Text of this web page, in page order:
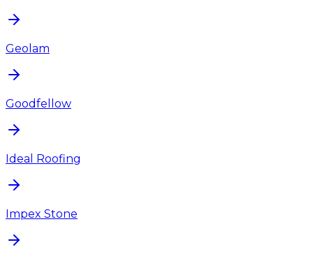
Geolam
Goodfellow
Ideal Roofing
Impex Stone